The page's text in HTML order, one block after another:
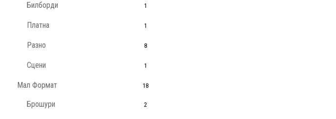
Билборди 1
Платна 1
Разно 8
Сцени 1
Мал Формат 18
Брошури 2